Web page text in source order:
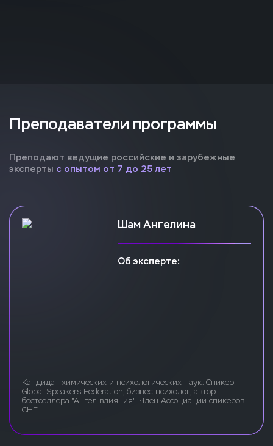
Преподаватели программы
Преподают ведущие российские и зарубежные
эксперты с опытом от 7 до 25 лет
Шам Ангелина
Об эксперте:
Кандидат химических и психологических наук. Спикер
Global Speakers Federation, бизнес-психолог, автор
бестселлера "Ангел влияния". Член Ассоциации спикеров
СНГ.